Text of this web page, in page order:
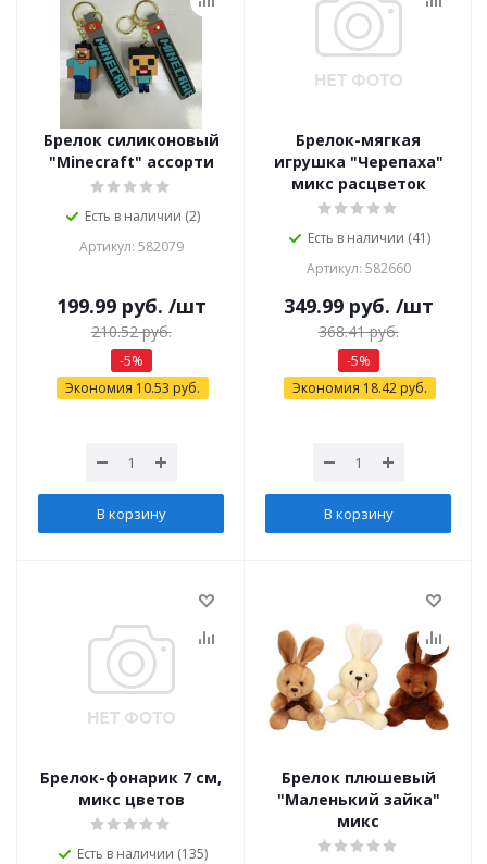
Брелок силиконовый
"Minecraft" ассорти
Есть в наличии (2)
Артикул: 582079
199.99руб. /шт
210.52руб.
-5%
Экономия 10.53 руб.
В корзину
Брелок-мягкая
игрушка "Черепаха"
микс расцветок
Есть в наличии (41)
Артикул: 582660
349.99руб. /шт
368.41руб.
-5%
Экономия 18.42 руб.
В корзину
Брелок-фонарик 7 см,
микс цветов
Есть в наличии (135)
Брелок плюшевый
"Маленький зайка"
микс